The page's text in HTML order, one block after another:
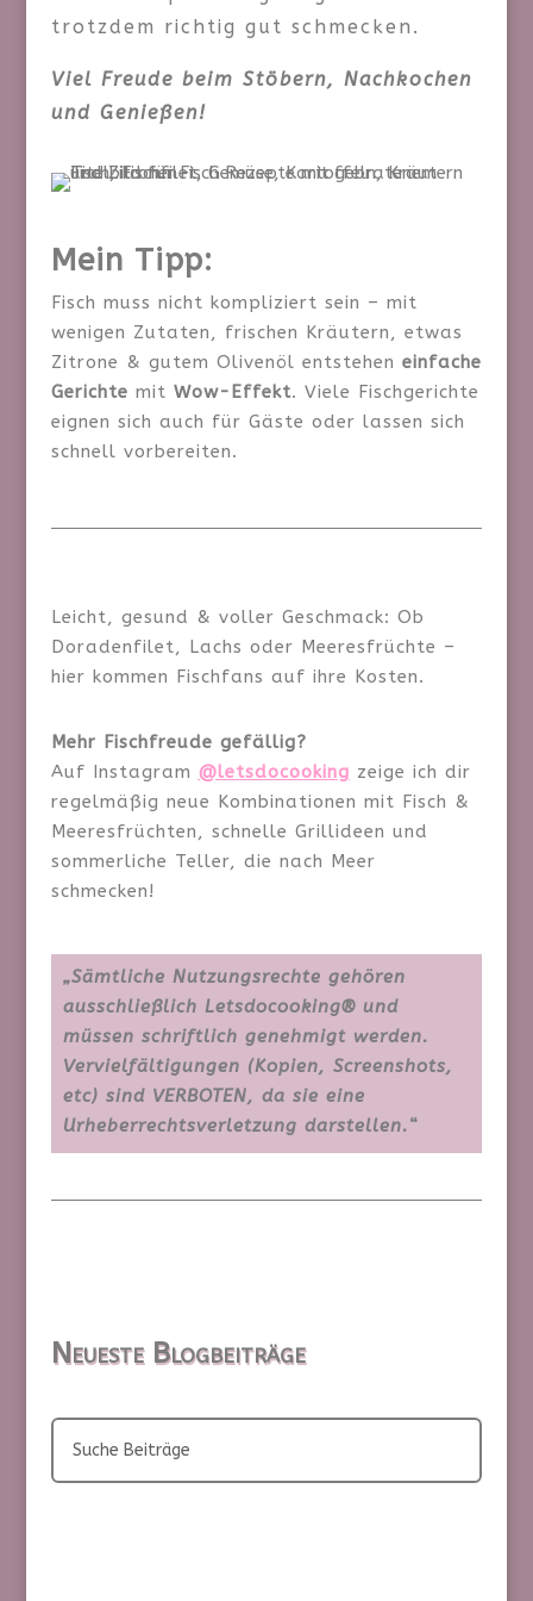
trotzdem richtig gut schmecken.
Viel Freude beim Stöbern, Nachkochen
und Genießen!
Mein Tipp:
Fisch muss nicht kompliziert sein – mit
wenigen Zutaten, frischen Kräutern, etwas
Zitrone & gutem Olivenöl entstehen einfache
Gerichte mit Wow-Effekt. Viele Fischgerichte
eignen sich auch für Gäste oder lassen sich
schnell vorbereiten.
Leicht, gesund & voller Geschmack: Ob
Doradenfilet, Lachs oder Meeresfrüchte –
hier kommen Fischfans auf ihre Kosten.
Mehr Fischfreude gefällig?
Auf Instagram @letsdocooking zeige ich dir
regelmäßig neue Kombinationen mit Fisch &
Meeresfrüchten, schnelle Grillideen und
sommerliche Teller, die nach Meer
schmecken!
„Sämtliche Nutzungsrechte gehören
ausschließlich Letsdocooking® und
müssen schriftlich genehmigt werden.
Vervielfältigungen (Kopien, Screenshots,
etc) sind VERBOTEN, da sie eine
Urheberrechtsverletzung darstellen.“
Neueste Blogbeiträge